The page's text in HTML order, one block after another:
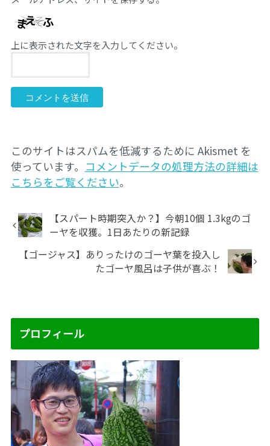
上に表示された文字を入力してください。
このサイトはスパムを低減するために Akismet を
使っています。 コメントデータの処理方法の詳細は
こちらをご覧ください。
【スパート時期突入か？】今朝10個 1.3kgのゴ
ーヤを収獲。1日あたりの新記録
【ゴージャス】ありったけのゴーヤ葉を投入し
たゴーヤ風呂は子供が喜ぶ！
プロフィール